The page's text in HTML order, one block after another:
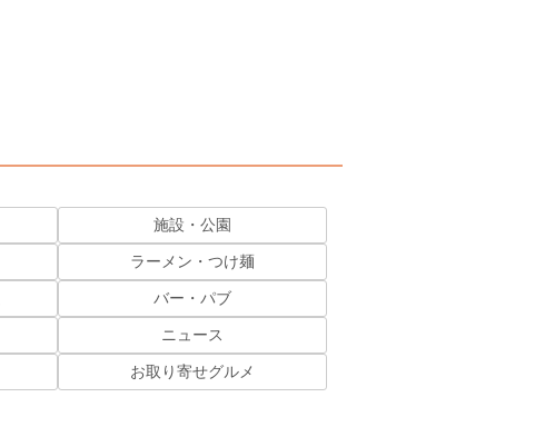
施設・公園
ラーメン・つけ麺
バー・パブ
ニュース
お取り寄せグルメ